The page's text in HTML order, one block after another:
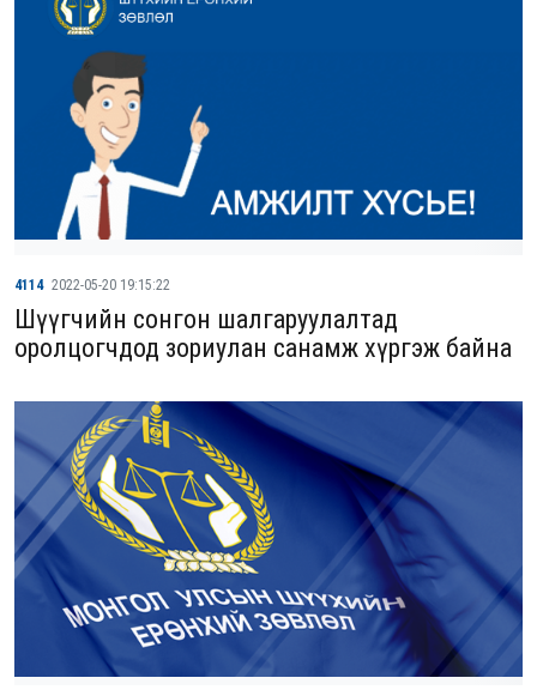
4114 2022-05-20 19:15:22
Шүүгчийн сонгон шалгаруулалтад
оролцогчдод зориулан санамж хүргэж байна